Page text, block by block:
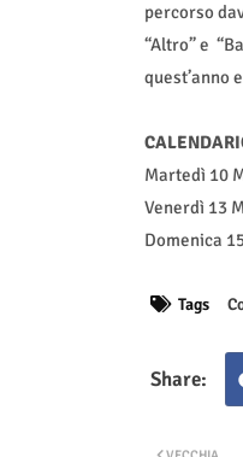
percorso
“Altro” e
quest’anno
Martedì 10
Venerdì 13
Domenica
Tags